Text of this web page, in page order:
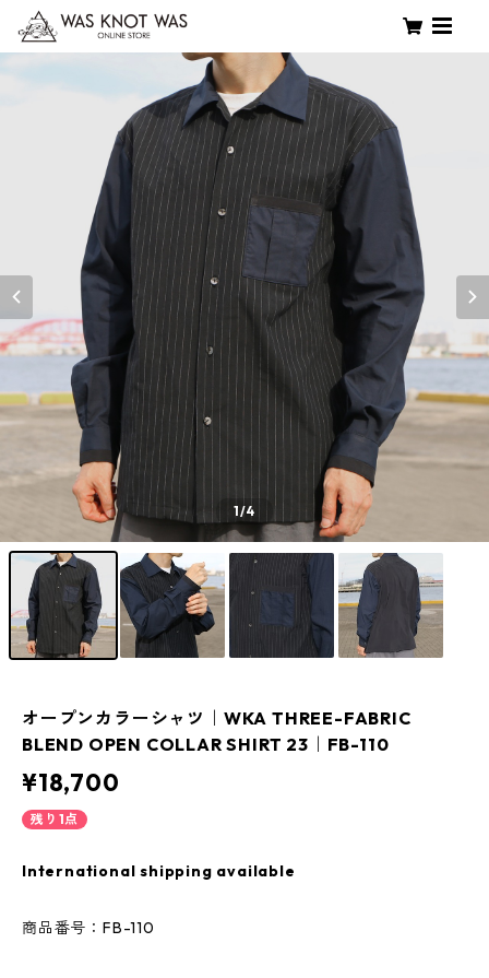
1/4
オープンカラーシャツ｜WKA THREE-FABRIC
BLEND OPEN COLLAR SHIRT 23｜FB-110
¥18,700
残り1点
International shipping available
商品番号：FB-110